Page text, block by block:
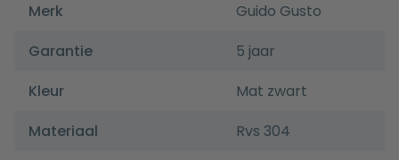
Merk
Guido Gusto
Garantie
5 jaar
Kleur
Mat zwart
Materiaal
Rvs 304